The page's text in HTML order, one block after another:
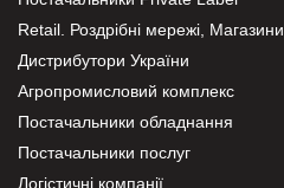
Retail. Роздрібні мережі, Магазини
Дистрибутори України
Агропромисловий комплекс
Постачальники обладнання
Постачальники послуг
Логістичні компанії